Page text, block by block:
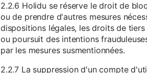
2.2.6 Holidu se réserve le droit de
ou de prendre d'autres mesures
dispositions légales, les droits de
ou poursuit des intentions
par les mesures susmentionnées.
2.2.7 La suppression d'un compte